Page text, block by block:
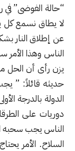
في ريف درعا
نسمع كل يوم عن
النار بشكل يومي
الأمر سبب فوضى
أن الحل ممن
” يجب على
الأولى.
الطرقات، يوجد
سحبه الثورة
يحتاج إلى